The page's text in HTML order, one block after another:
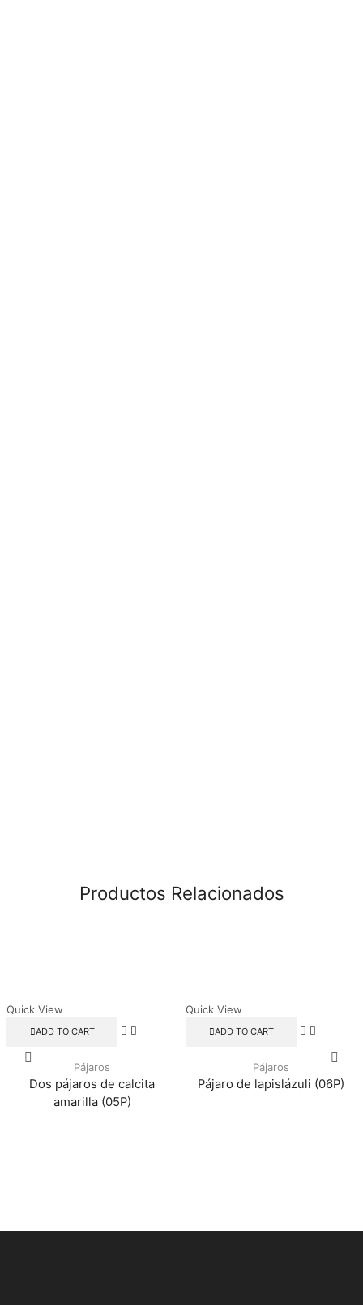
Productos Relacionados
Quick View
ADD TO CART
Pájaros
Dos pájaros de calcita
amarilla (05P)
Quick View
ADD TO CART
Pájaros
Pájaro de lapislázuli (06P)